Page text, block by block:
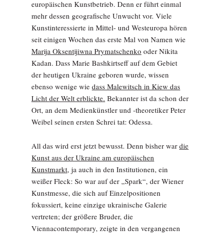
europäischen Kunstbetrieb. Denn er führt einmal
mehr dessen geografische Unwucht vor. Viele
Kunstinteressierte in Mittel- und Westeuropa hören
seit einigen Wochen das erste Mal von Namen wie
Marija Oksentijiwna Prymatschenko oder Nikita
Kadan. Dass Marie Bashkirtseff auf dem Gebiet
der heutigen Ukraine geboren wurde, wissen
ebenso wenige wie dass Malewitsch in Kiew das
Licht der Welt erblickte. Bekannter ist da schon der
Ort, an dem Medienkünstler und -theoretiker Peter
Weibel seinen ersten Schrei tat: Odessa.
All das wird erst jetzt bewusst. Denn bisher war die
Kunst aus der Ukraine am europäischen
Kunstmarkt, ja auch in den Institutionen, ein
weißer Fleck: So war auf der „Spark“, der Wiener
Kunstmesse, die sich auf Einzelpositionen
fokussiert, keine einzige ukrainische Galerie
vertreten; der größere Bruder, die
Viennacontemporary, zeigte in den vergangenen